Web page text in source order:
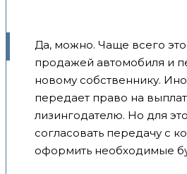
Да, можно. Чаще всего это
продажей автомобиля и
новому собственнику.
передает право на
лизингодателю. Но для
согласовать передачу с
оформить необходимые